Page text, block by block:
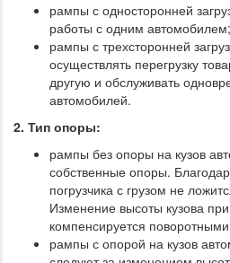
рампы с односторонней
работы с одним автомобилем;
рампы с трехсторонней
осуществлять перегрузку
другую и обслуживать
автомобилей.
2. Тип опоры:
рампы без опоры на кузов
собственные опоры.
погрузчика с грузом не
Изменение высоты кузова при
компенсируется
рампы с опорой на кузов